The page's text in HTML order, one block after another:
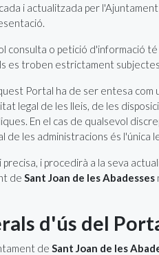
i actualitzada per
consulta o petició d'informació
troben estrictament
Portal ha de ser entesa
legal de les lleis, de les
En el cas de qualsevol
de les administracions és l'única
i procedirà a la seva
de Sant Joan de les Abadesses
d'ús del
de Sant Joan de les